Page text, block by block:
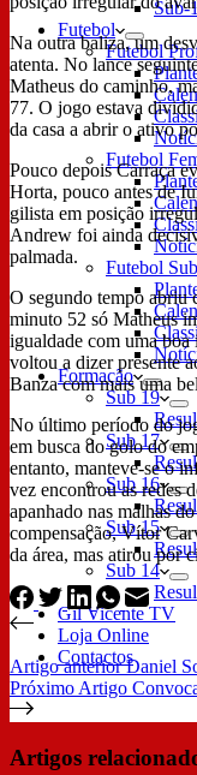
Sub-
Futebol
Futebol
Futebol
Futebol
Formação
Sub 19
Sub 17
Sub 16
Sub 15
Sub 14
Gil Vicente TV
Loja Online
Contactos
Na outra baliza, um
atenta. No lance
Matheus do caminho,
77. O jogo estava
da casa a abrir o ativo
Pouco depois Carraça
Horta, pouco antes de
gilista em posição
Andrew foi ainda
palmada.
O segundo tempo abriu
minuto 52 só Matheus
igualdade com uma
voltou a dizer presente
Banza com mais uma
No último período do
em busca do golo do
entanto, manteve-se o
vez encontrou as redes
apanhado nas malhas
compensação, Vítor
da área, mas atirou por
ArtigoanteriorDaniel
Próximo Artigo
Artigos